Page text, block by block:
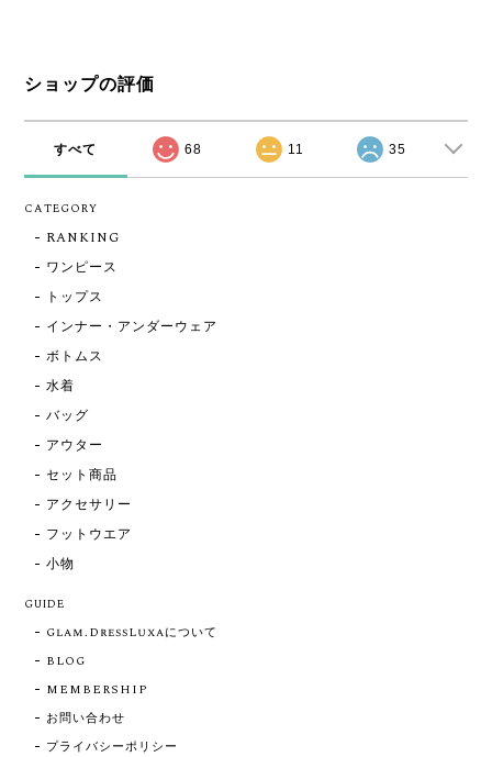
ショップの評価
すべて 68 11 35
CATEGORY
RANKING
ワンピース
トップス
インナー・アンダーウェア
ボトムス
水着
バッグ
アウター
セット商品
アクセサリー
フットウエア
小物
GUIDE
Glam.DressLuxaについて
BLOG
MEMBERSHIP
お問い合わせ
プライバシーポリシー